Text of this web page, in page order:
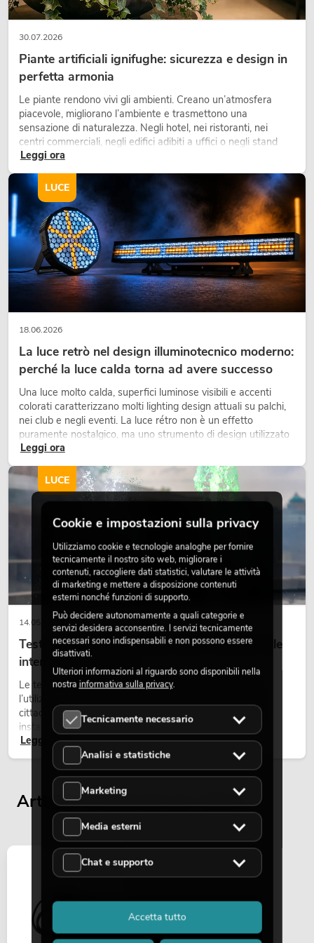
30.07.2026
Piante artificiali ignifughe: sicurezza e design in
perfetta armonia
Le piante rendono vivi gli ambienti. Creano un’atmosfera
piacevole, migliorano l’ambiente e trasmettono una
sensazione di naturalezza. Negli hotel, nei ristoranti, nei
centri commerciali, negli edifici adibiti a uffici o negli stand
fieristici, una vegetazione di alta qualità è ormai parte
Leggi ora
18.06.2026
La luce retrò nel design illuminotecnico moderno:
perché la luce calda torna ad avere successo
Una luce molto calda, superfici luminose visibili e accenti
colorati caratterizzano molti lighting design attuali su palchi,
nei club e negli eventi. La luce rétro non è un effetto
puramente nostalgico, ma uno strumento di design utilizzato
in modo consapevole: crea atmosfera, dona carattere alle
Leggi ora
LUCE
14.05.2026
Teste mobili outdoor: teste mobili resistenti alle
intemperie per eventi
Le teste mobili outdoor sono proiettori motorizzati per
l’utilizzo all’aperto. Vengono impiegate in festival, feste
cittadine, concerti open-air, allestimenti architetturali e
installazioni temporanee all’esterno.
Leggi ora
LUCE
Articoli visualizzati per ultimi
Cookie e impostazioni sulla privacy
Utilizziamo cookie e tecnologie analoghe per fornire
tecnicamente il nostro sito web, migliorare i
contenuti, raccogliere dati statistici, valutare le attività
di marketing e mettere a disposizione contenuti
esterni nonché funzioni di supporto.
Può decidere autonomamente a quali categorie e
servizi desidera acconsentire. I servizi tecnicamente
necessari sono indispensabili e non possono essere
disattivati.
Ulteriori informazioni al riguardo sono disponibili nella
nostra informativa sulla privacy.
Tecnicamente necessario
Analisi e statistiche
Marketing
Media esterni
Chat e supporto
Accetta tutto